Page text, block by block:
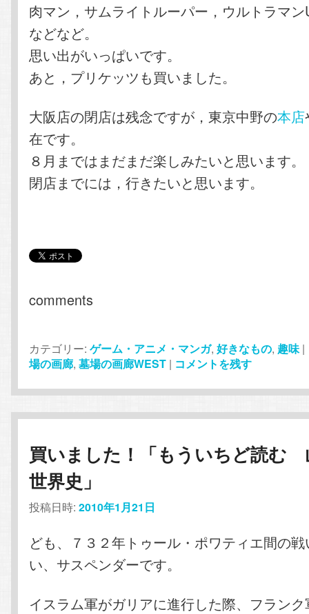
肉マン，サムライトルーパー，ウルトラマ
などなど。
思い出がいっぱいです。
あと，プリケッツも買いました。
大阪店の閉店は残念ですが，東京中野の本店
在です。
８月まではまだまだ楽しみたいと思います。
閉店までには，行きたいと思います。
comments
カテゴリー: ゲーム・アニメ・マンガ,好きなもの, 趣味 |
場の画廊,墓場の画廊WEST | コメントを残す
買いました！「もういちど読む
世界史」
投稿日時:2010年1月21日
ども、７３２年トゥール・ポワティエ間の
い、サスペンダーです。
イスラム軍がガリアに進行した際、フラン